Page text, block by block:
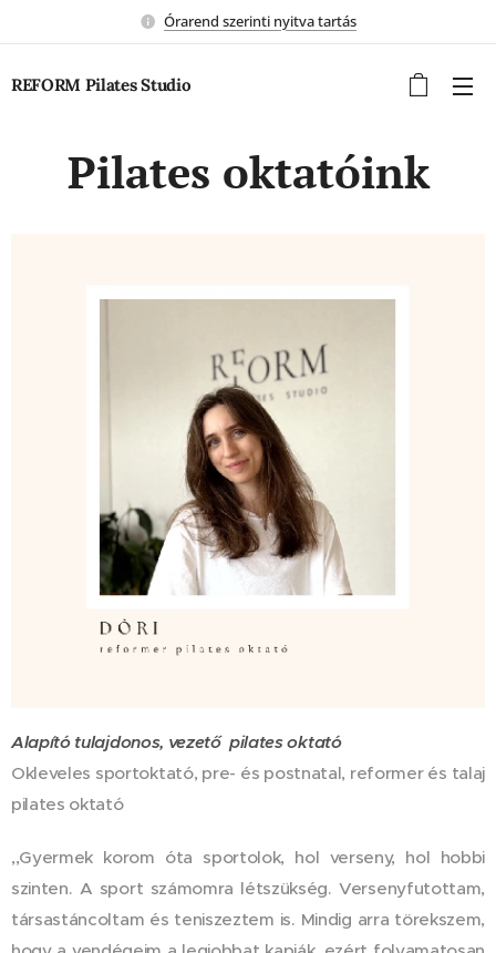
Órarend szerinti nyitva tartás
REFORM Pilates Studio
Pilates oktatóink
Alapító tulajdonos, vezető pilates oktató
Okleveles sportoktató, pre- és postnatal, reformer és talaj
pilates oktató
,,Gyermek korom óta sportolok, hol verseny, hol hobbi
szinten. A sport számomra létszükség. Versenyfutottam,
társastáncoltam és teniszeztem is. Mindig arra törekszem,